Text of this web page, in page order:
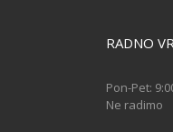
RADNO
Pon-Pet:
Ne radimo